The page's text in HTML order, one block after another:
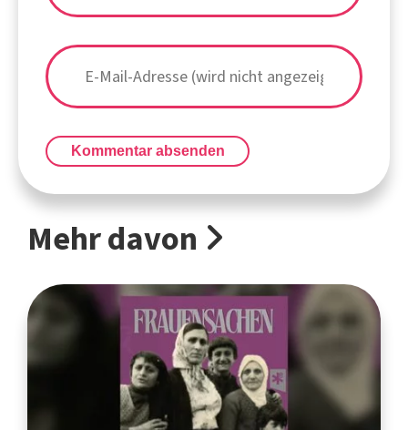
Kommentar absenden
Mehr davon